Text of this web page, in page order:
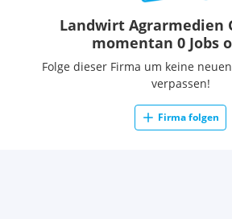
Landwirt Agrarmedien
momentan 0 Jobs
Folge dieser Firma um keine
verpassen!
Firma folgen